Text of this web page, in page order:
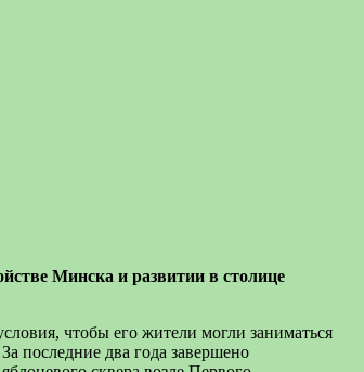
Минска и развитии в столице
чтобы его жители могли заниматься
последние два года завершено